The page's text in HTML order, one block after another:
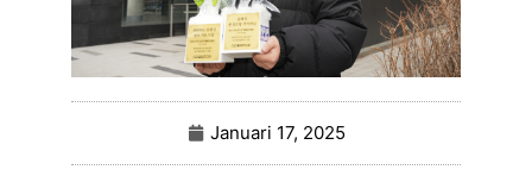
Januari 17, 2025